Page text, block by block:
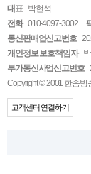
대표 박현석
전화 010-4097-3002
통신판매업신고번호
개인정보 보호책임자
부가통신사업신고번호
Copyright © 2001 한솜방
고객센터 연결하기